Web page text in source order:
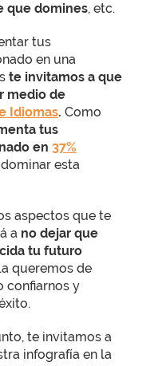
que domines, etc.
tus
en una
te invitamos a que
medio de
Idiomas. Como
tus
en 37%
esta
aspectos que te
a no dejar que
tu futuro
queremos de
confiarnos y
te invitamos a
infografía en la